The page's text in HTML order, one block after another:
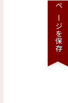
ページを保存